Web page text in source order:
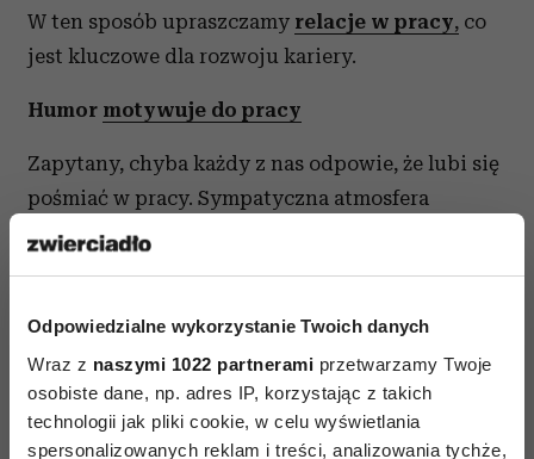
Odpowiedzialne wykorzystanie Twoich danych
Wraz z naszymi 1022 partnerami przetwarzamy Twoje
osobiste dane, np. adres IP, korzystając z takich
technologii jak pliki cookie, w celu wyświetlania
spersonalizowanych reklam i treści, analizowania tychże,
W ten sposób upraszczamy relacje w pracy, co
jest kluczowe dla rozwoju kariery.
Humor motywuje do pracy
Zapytany, chyba każdy z nas odpowie, że lubi się
pośmiać w pracy. Sympatyczna atmosfera
w pracy jest motywująca, pracownicy nie boją
w efekcie prowadzi do wzrostu produktywności.
na podst.Forbes